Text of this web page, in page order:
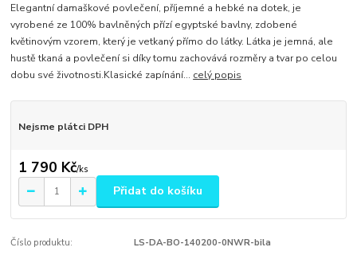
Elegantní damaškové povlečení, příjemné a hebké na dotek, je
vyrobené ze 100% bavlněných přízí egyptské bavlny, zdobené
květinovým vzorem, který je vetkaný přímo do látky. Látka je jemná, ale
hustě tkaná a povlečení si díky tomu zachovává rozměry a tvar po celou
dobu své životnosti.Klasické zapínání... celý popis
Nejsme plátci DPH
1 790 Kč/ks
Přidat do košíku
Číslo produktu: LS-DA-BO-140200-0NWR-bila